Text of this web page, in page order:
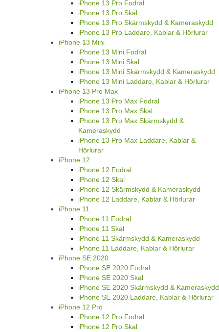
iPhone 13 Pro Fodral
iPhone 13 Pro Skal
iPhone 13 Pro Skärmskydd & Kameraskydd
iPhone 13 Pro Laddare, Kablar & Hörlurar
iPhone 13 Mini
iPhone 13 Mini Fodral
iPhone 13 Mini Skal
iPhone 13 Mini Skärmskydd & Kameraskydd
iPhone 13 Mini Laddare, Kablar & Hörlurar
iPhone 13 Pro Max
iPhone 13 Pro Max Fodral
iPhone 13 Pro Max Skal
iPhone 13 Pro Max Skärmskydd &
Kameraskydd
iPhone 13 Pro Max Laddare, Kablar &
Hörlurar
iPhone 12
iPhone 12 Fodral
iPhone 12 Skal
iPhone 12 Skärmskydd & Kameraskydd
iPhone 12 Laddare, Kablar & Hörlurar
iPhone 11
iPhone 11 Fodral
iPhone 11 Skal
iPhone 11 Skärmskydd & Kameraskydd
iPhone 11 Laddare, Kablar & Hörlurar
iPhone SE 2020
iPhone SE 2020 Fodral
iPhone SE 2020 Skal
iPhone SE 2020 Skärmskydd & Kameraskydd
iPhone SE 2020 Laddare, Kablar & Hörlurar
iPhone 12 Pro
iPhone 12 Pro Fodral
iPhone 12 Pro Skal